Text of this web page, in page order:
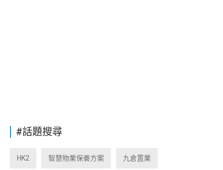
#話題搜尋
HK2 智慧物業保養方案 九倉置業